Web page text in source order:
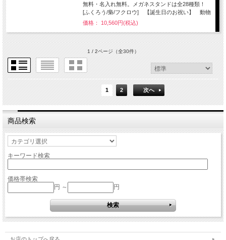
無料・名入れ無料。メガネスタンドは全28種類！
[ふくろう/梟/フクロウ] 【誕生日のお祝い】 動物
価格： 10,560円(税込)
1 / 2ページ（全30件）
1 2 次へ
商品検索
キーワード検索
価格帯検索
円 ～
円
お店のトップへ戻る